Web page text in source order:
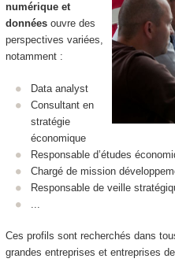
numérique et
donnéesouvre des
perspectives variées,
notamment :
Data analyst
Consultant en
stratégie
économique
Responsable d’études
Chargé de mission
Responsable de veille
Ces profils sont recherchés dans
grandes entreprises et entreprises